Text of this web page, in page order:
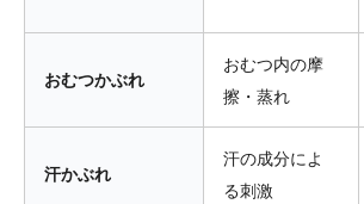
おむつかぶれ
おむつ内の摩
擦・蒸れ
汗かぶれ
汗の成分によ
る刺激